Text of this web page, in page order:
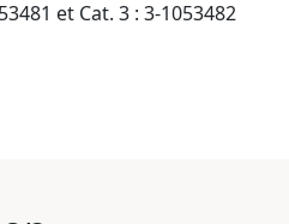
et Cat. 3 : 3-1053482